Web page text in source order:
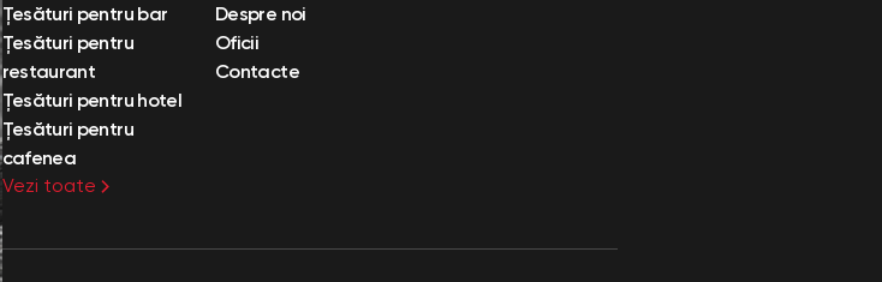
Țesături pentru bar
Țesături pentru
restaurant
Țesături pentru hotel
Țesături pentru
cafenea
Vezi toate
Despre noi
Oficii
Contacte